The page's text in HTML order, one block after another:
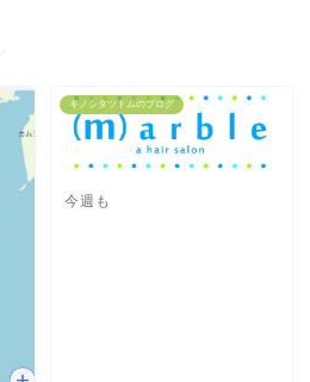
キノシタツトムのブログ
今週も